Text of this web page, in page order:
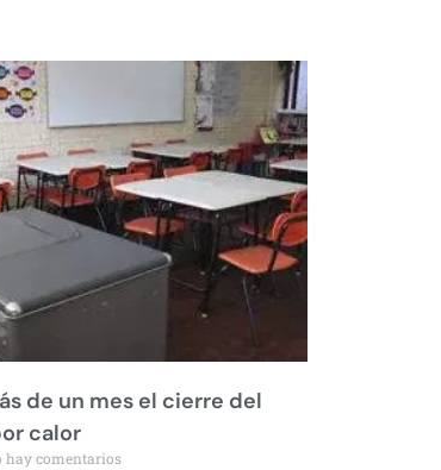
de un mes el cierre del
calor
hay comentarios